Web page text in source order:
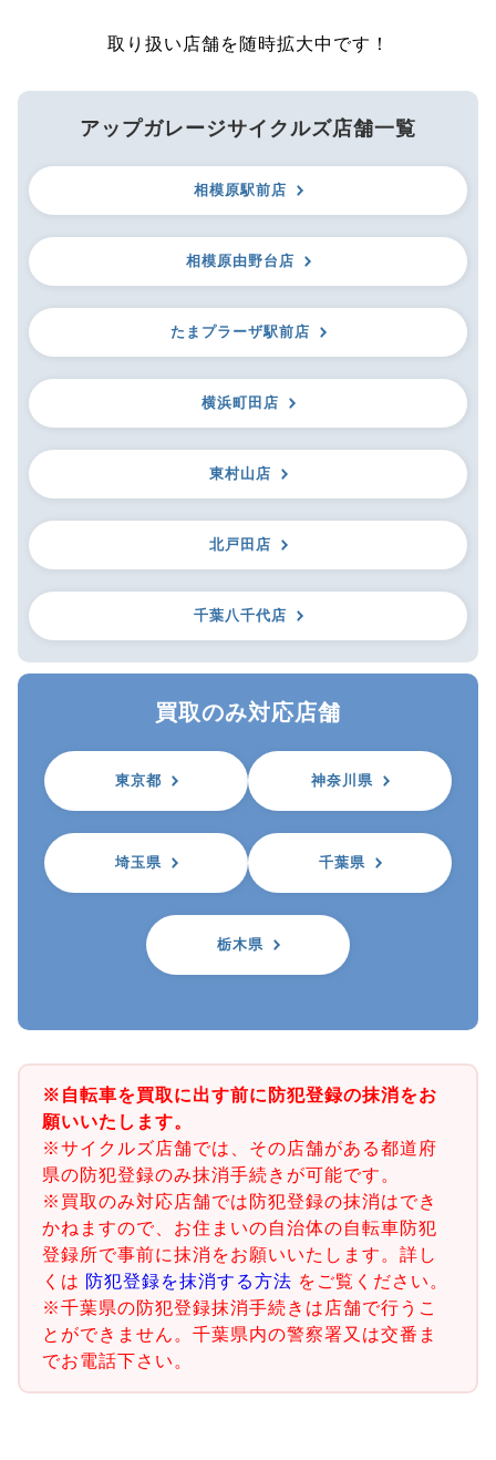
取り扱い店舗を随時拡大中です！
アップガレージサイクルズ店舗一覧
相模原駅前店
相模原由野台店
たまプラーザ駅前店
横浜町田店
東村山店
北戸田店
千葉八千代店
買取のみ対応店舗
東京都 神奈川県
埼玉県 千葉県
栃木県
※自転車を買取に出す前に防犯登録の抹消をお
願いいたします。
※サイクルズ店舗では、その店舗がある都道府
県の防犯登録のみ抹消手続きが可能です。
※買取のみ対応店舗では防犯登録の抹消はでき
かねますので、お住まいの自治体の自転車防犯
登録所で事前に抹消をお願いいたします。詳し
くは 防犯登録を抹消する方法 をご覧ください。
※千葉県の防犯登録抹消手続きは店舗で行うこ
とができません。千葉県内の警察署又は交番ま
でお電話下さい。